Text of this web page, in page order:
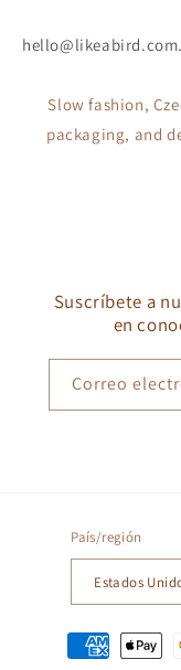
Slow fashion,
packaging, and
Suscríbete a
en
Correo
País/región
Formas